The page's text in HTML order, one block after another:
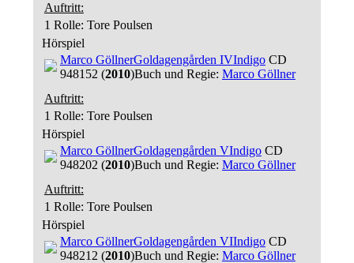
Auftritt:
1 Rolle: Tore Poulsen
Hörspiel
Marco GöllnerGoldagengården IVIndigoCD
948152 (2010)Buch und Regie: Marco Göllner
Auftritt:
1 Rolle: Tore Poulsen
Hörspiel
Marco GöllnerGoldagengården VIndigoCD
948202 (2010)Buch und Regie: Marco Göllner
Auftritt:
1 Rolle: Tore Poulsen
Hörspiel
Marco GöllnerGoldagengården VIIndigoCD
948212 (2010)Buch und Regie: Marco Göllner